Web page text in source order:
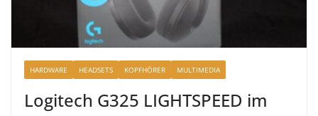
HARDWARE HEADSETS KOPFHÖRER MULTIMEDIA
Logitech G325 LIGHTSPEED im